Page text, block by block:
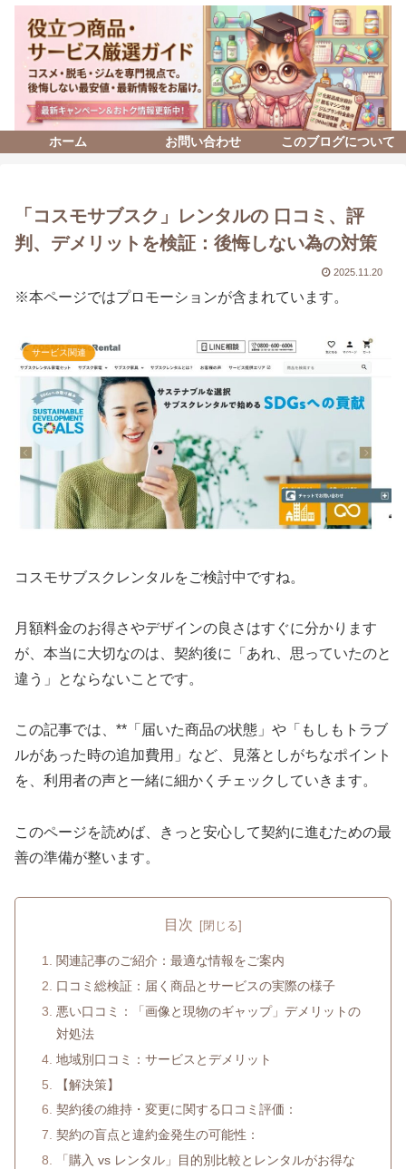
ホーム お問い合わせ このブログについて
「コスモサブスク」レンタルの 口コミ、評
判、デメリットを検証：後悔しない為の対策
2025.11.20
※本ページではプロモーションが含まれています。
サービス関連
コスモサブスクレンタルをご検討中ですね。
月額料金のお得さやデザインの良さはすぐに分かります
が、本当に大切なのは、契約後に「あれ、思っていたのと
違う」とならないことです。
この記事では、**「届いた商品の状態」や「もしもトラブ
ルがあった時の追加費用」など、見落としがちなポイント
を、利用者の声と一緒に細かくチェックしていきます。
このページを読めば、きっと安心して契約に進むための最
善の準備が整います。
目次
関連記事のご紹介：最適な情報をご案内
口コミ総検証：届く商品とサービスの実際の様子
悪い口コミ：「画像と現物のギャップ」デメリットの
対処法
地域別口コミ：サービスとデメリット
【解決策】
契約後の維持・変更に関する口コミ評価：
契約の盲点と違約金発生の可能性：
「購入 vs レンタル」目的別比較とレンタルがお得な